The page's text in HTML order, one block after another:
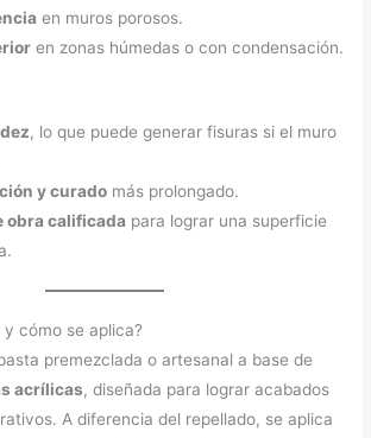
en muros porosos.
en zonas húmedas o con condensación.
, lo que puede generar fisuras si el muro
y curado más prolongado.
obra calificada para lograr una superficie
cómo se aplica?
premezclada o artesanal a base de
acrílicas, diseñada para lograr acabados
A diferencia del repellado, se aplica